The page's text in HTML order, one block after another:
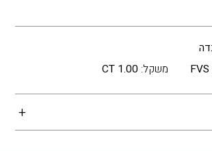
FVS משקל:1.00 CT